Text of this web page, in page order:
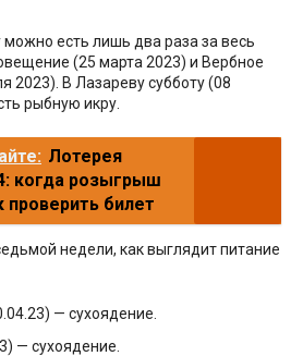
есть лишь два раза за весь
(25 марта 2023) и Вербное
2023). В Лазареву субботу (08
рыбную икру.
Лотерея
когда розыгрыш
проверить билет
недели, как выглядит питание
— сухоядение.
— сухоядение.